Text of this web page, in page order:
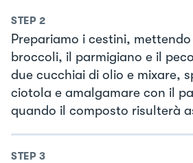
STEP 2
Prepariamo i cestini,
broccoli, il parmigiano e il
due cucchiai di olio e mixare,
ciotola e amalgamare con il
quando il composto risulterà
STEP 3